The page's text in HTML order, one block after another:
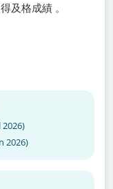
及格成績 。
2026)
2026)